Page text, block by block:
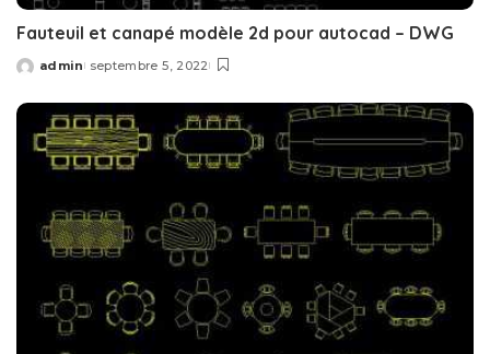
Fauteuil et canapé modèle 2d pour autocad – DWG
Posted
admin septembre 5, 2022